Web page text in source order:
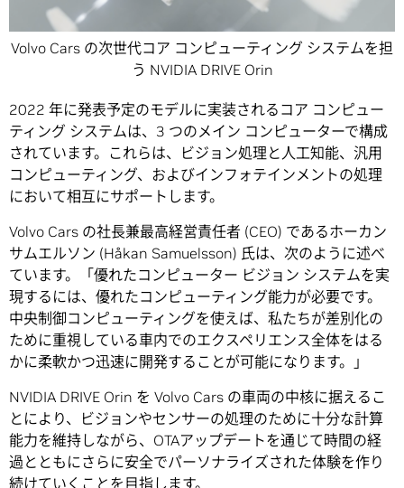
Volvo Cars の次世代コア コンピューティング システムを担
う NVIDIA DRIVE Orin
2022 年に発表予定のモデルに実装されるコア コンピュー
ティング システムは、3 つのメイン コンピューターで構成
されています。これらは、ビジョン処理と人工知能、汎用
コンピューティング、およびインフォテインメントの処理
において相互にサポートします。
Volvo Cars の社長兼最高経営責任者 (CEO) であるホーカン
サムエルソン (Håkan Samuelsson) 氏は、次のように述べ
ています。「優れたコンピューター ビジョン システムを実
現するには、優れたコンピューティング能力が必要です。
中央制御コンピューティングを使えば、私たちが差別化の
ために重視している車内でのエクスペリエンス全体をはる
かに柔軟かつ迅速に開発することが可能になります。」
NVIDIA DRIVE Orin を Volvo Cars の車両の中核に据えるこ
とにより、ビジョンやセンサーの処理のために十分な計算
能力を維持しながら、OTAアップデートを通じて時間の経
過とともにさらに安全でパーソナライズされた体験を作り
続けていくことを目指します。